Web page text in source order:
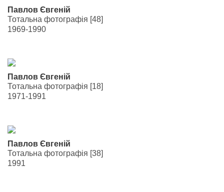
Павлов Євгеній
Тотальна фотографія [48]
1969-1990
Павлов Євгеній
Тотальна фотографія [18]
1971-1991
Павлов Євгеній
Тотальна фотографія [38]
1991